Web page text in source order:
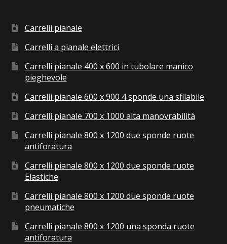
Carrelli pianale
Carrelli a pianale elettrici
Carrelli pianale 400 x 600 in tubolare manico
pieghevole
Carrelli pianale 600 x 900 4 sponde una sfilabile
Carrelli pianale 700 x 1000 alta manovrabilità
Carrelli pianale 800 x 1200 due sponde ruote
antiforatura
Carrelli pianale 800 x 1200 due sponde ruote
Elastiche
Carrelli pianale 800 x 1200 due sponde ruote
pneumatiche
Carrelli pianale 800 x 1200 una sponda ruote
antiforatura